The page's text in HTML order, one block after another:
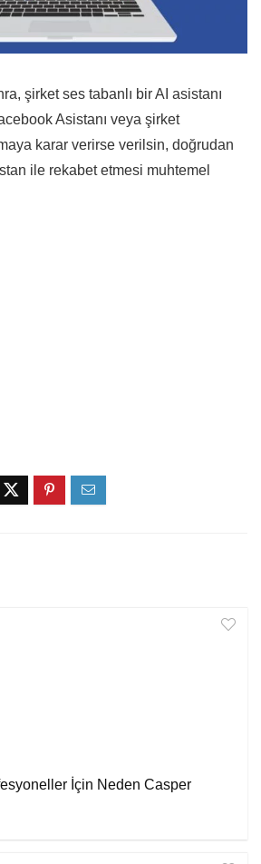
şirket ses tabanlı bir AI asistanı
Asistanı veya şirket
karar verirse verilsin, doğrudan
ile rekabet etmesi muhtemel
İçin Neden Casper